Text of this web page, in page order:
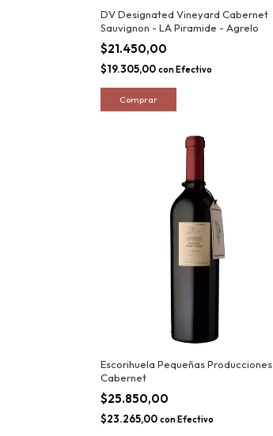
DV Designated Vineyard Cabernet
Sauvignon - LA Piramide - Agrelo
$21.450,00
$19.305,00 con Efectivo
Escorihuela Pequeñas Producciones
Cabernet
$25.850,00
$23.265,00 conEfectivo